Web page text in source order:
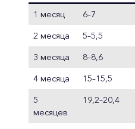
1 месяц 6–7
2 месяца
5–5,5
3 месяца
8–8,6
4 месяца
15–15,5
5
месяцев
19,2–20,4